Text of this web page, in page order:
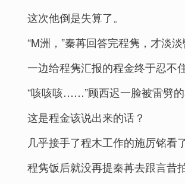
这次他倒是失算了。
“M洲，”秦苒回答完程隽，才淡
一边给程隽汇报的程金终于忍
“咳咳咳……”顾西迟一脸被雷劈的
这是程金该说出来的话？
几乎接手了程木工作的施厉铭看
程隽饭后就没再提秦苒去跟言昔